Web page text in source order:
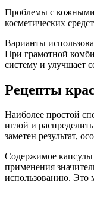
Проблемы с кожными
косметических
Варианты
При грамотной
систему и улучшает
Рецепты
Наиболее простой
иглой и
заметен результат,
Содержимое капсулы
применения
использованию. Это